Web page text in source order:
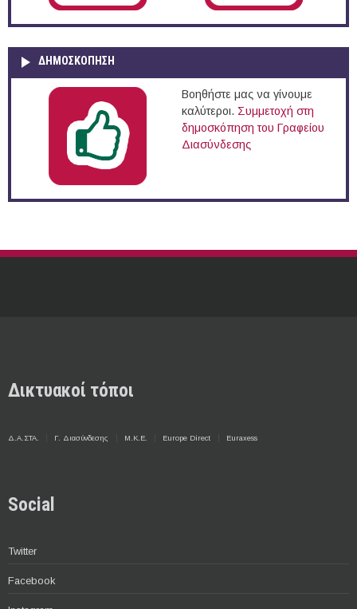
ΔΗΜΟΣΚΌΠΗΣΗ
Βοηθήστε μας να γίνουμε
καλύτεροι. Συμμετοχή στη
δημοσκόπηση του Γραφείου
Διασύνδεσης
Δικτυακοί τόποι
Δ.Α.ΣΤΑ. Γ. Διασύνδεσης Μ.Κ.Ε. Europe Direct Euraxess
Social
Twitter
Facebook